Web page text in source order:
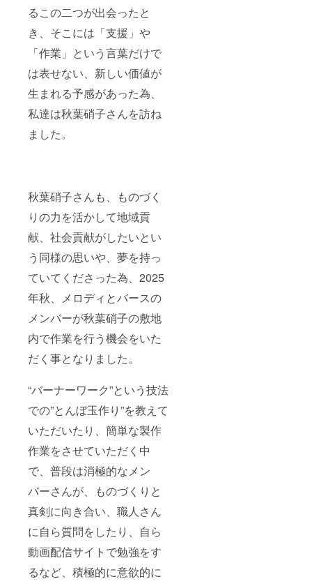
るこの二つが出会ったと
き、そこには「支援」や
「作業」という言葉だけで
は表せない、新しい価値が
生まれる予感があった為、
私達は秋葉硝子さんを訪ね
ました。
秋葉硝子さんも、ものづく
りの力を活かして地域貢
献、社会貢献がしたいとい
う同様の思いや、夢を持っ
ていてくださった為、2025
年秋、メロディとバースの
メンバーが秋葉硝子の敷地
内で作業を行う機会をいた
だく事となりました。
“バーナーワーク”という技法
での”とんぼ玉作り”を教えて
いただいたり、簡単な製作
作業をさせていただく中
で、普段は消極的なメン
バーさんが、ものづくりと
真剣に向き合い、職人さん
に自ら質問をしたり、自ら
動画配信サイトで勉強をす
るなど、積極的に意欲的に